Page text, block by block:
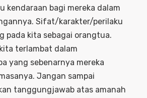
kendaraan bagi mereka dalam
Sifat/karakter/perilaku
pada kita sebagai orangtua.
terlambat dalam
yang sebenarnya mereka
Jangan sampai
tanggungjawab atas amanah